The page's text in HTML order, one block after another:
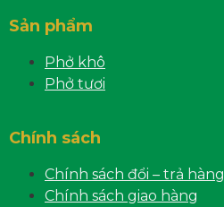
Sản phẩm
Phở khô
Phở tươi
Chính sách
Chính sách đổi – trả hàng
Chính sách giao hàng